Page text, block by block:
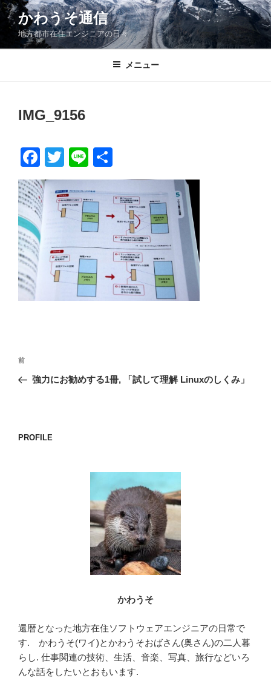
コ
ン
ン
かわうそ通信
地方都市在住エンジニアの日々
メニュー
IMG_9156
F
a
c
e
b
o
o
T
wi
tt
er
Li
n
e
有
投
ナ
ー
前
の
前
強力にお勧めする1冊, 「試して理解 Linuxのしくみ」
PROFILE
かわうそ
還暦となった地方在住ソフトウェアエンジニアの日常で
す. かわうそ(ワイ)とかわうそおばさん(奥さん)の二人暮
らし. 仕事関連の技術、生活、音楽、写真、旅行などいろ
んな話をしたいとおもいます.